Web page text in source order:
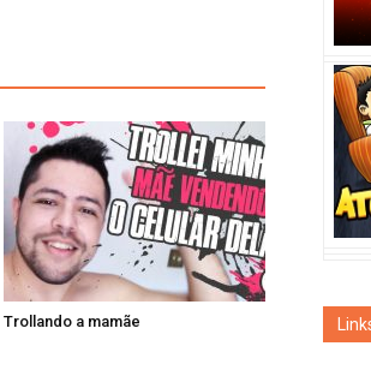
Trollando a mamãe